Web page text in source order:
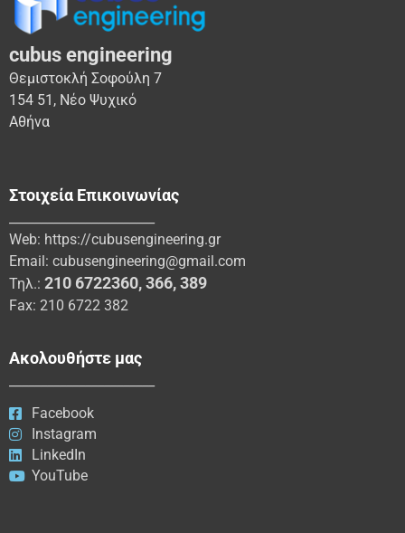
cubus engineering
Θεμιστοκλή Σοφούλη 7
154 51, Νέο Ψυχικό
Αθήνα
Στοιχεία Επικοινωνίας
Web: https://cubusengineering.gr
Email: cubusengineering@gmail.com
Τηλ.: 210 6722360,366,389
Fax: 210 6722 382
Ακολουθήστε μας
Facebook
Instagram
LinkedIn
YouTube